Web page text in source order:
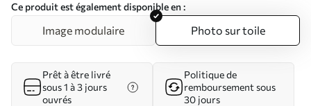
Ce produit est également disponible en :
Image modulaire Photo sur toile
Prêt à être livré
sous 1 à 3 jours
ouvrés
Politique de
remboursement sous
30 jours